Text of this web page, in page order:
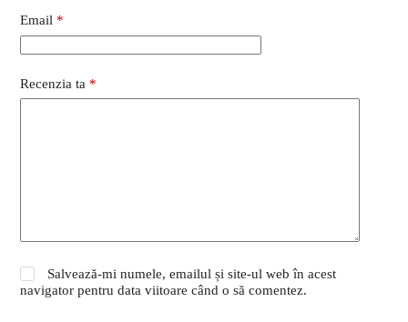
Email *
Recenzia ta *
Salvează-mi numele, emailul și site-ul web în acest
navigator pentru data viitoare când o să comentez.